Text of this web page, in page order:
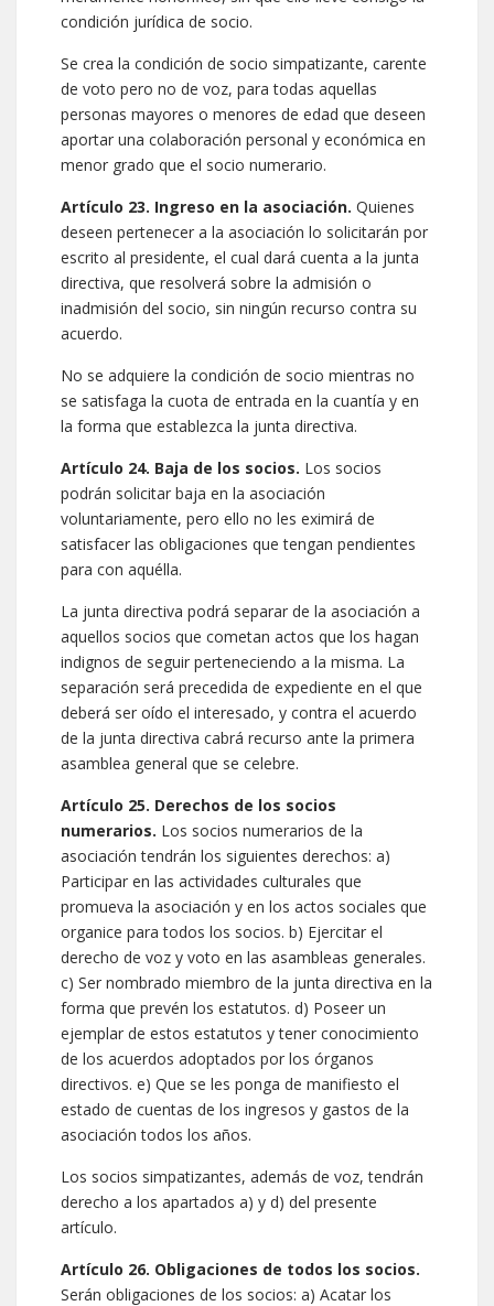
condición jurídica de socio.
Se crea la condición de socio simpatizante, carente
de voto pero no de voz, para todas aquellas
personas mayores o menores de edad que deseen
aportar una colaboración personal y económica en
menor grado que el socio numerario.
Artículo 23. Ingreso en la asociación. Quienes
deseen pertenecer a la asociación lo solicitarán por
escrito al presidente, el cual dará cuenta a la junta
directiva, que resolverá sobre la admisión o
inadmisión del socio, sin ningún recurso contra su
acuerdo.
No se adquiere la condición de socio mientras no
se satisfaga la cuota de entrada en la cuantía y en
la forma que establezca la junta directiva.
Artículo 24. Baja de los socios. Los socios
podrán solicitar baja en la asociación
voluntariamente, pero ello no les eximirá de
satisfacer las obligaciones que tengan pendientes
para con aquélla.
La junta directiva podrá separar de la asociación a
aquellos socios que cometan actos que los hagan
indignos de seguir perteneciendo a la misma. La
separación será precedida de expediente en el que
deberá ser oído el interesado, y contra el acuerdo
de la junta directiva cabrá recurso ante la primera
asamblea general que se celebre.
Artículo 25. Derechos de los socios
numerarios. Los socios numerarios de la
asociación tendrán los siguientes derechos: a)
Participar en las actividades culturales que
promueva la asociación y en los actos sociales que
organice para todos los socios. b) Ejercitar el
derecho de voz y voto en las asambleas generales.
c) Ser nombrado miembro de la junta directiva en la
forma que prevén los estatutos. d) Poseer un
ejemplar de estos estatutos y tener conocimiento
de los acuerdos adoptados por los órganos
directivos. e) Que se les ponga de manifiesto el
estado de cuentas de los ingresos y gastos de la
asociación todos los años.
Los socios simpatizantes, además de voz, tendrán
derecho a los apartados a) y d) del presente
artículo.
Artículo 26. Obligaciones de todos los socios.
Serán obligaciones de los socios: a) Acatar los